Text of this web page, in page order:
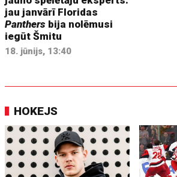
jau janvārī Floridas
Panthers bija nolēmusi
iegūt Šmitu
18. jūnijs, 13:40
HOKEJS